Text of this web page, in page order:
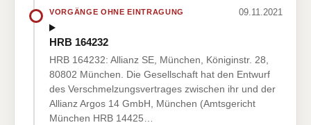
VORGÄNGE OHNE EINTRAGUNG 09.11.2021
HRB 164232
HRB 164232: Allianz SE, München, Königinstr. 28,
80802 München. Die Gesellschaft hat den Entwurf
des Verschmelzungsvertrages zwischen ihr und der
Allianz Argos 14 GmbH, München (Amtsgericht
München HRB 14425…